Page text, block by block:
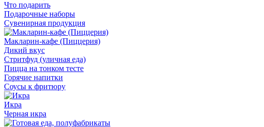
Что подарить
Подарочные наборы
Сувенирная продукция
Макларин-кафе (Пиццерия)
Дикий вкус
Стритфуд (уличная еда)
Пицца на тонком тесте
Горячие напитки
Соусы к фритюру
Икра
Черная икра